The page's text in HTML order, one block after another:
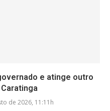
e atinge outro
de 2026, 11:11h